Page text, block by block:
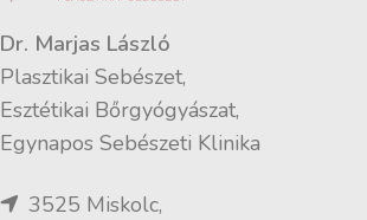
Dr. Marjas László
Plasztikai Sebészet,
Esztétikai Bőrgyógyászat,
Egynapos Sebészeti Klinika
3525 Miskolc,